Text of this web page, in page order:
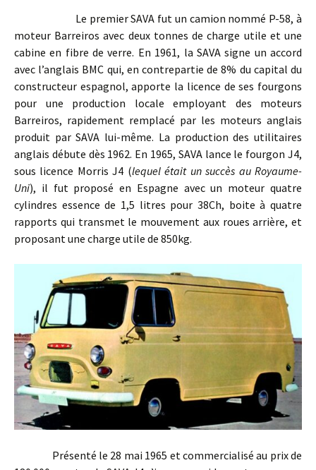
Le premier SAVA fut un camion nommé P-58, à
moteur Barreiros avec deux tonnes de charge utile et une
cabine en fibre de verre. En 1961, la SAVA signe un accord
avec l’anglais BMC qui, en contrepartie de 8% du capital du
constructeur espagnol, apporte la licence de ses fourgons
pour une production locale employant des moteurs
Barreiros, rapidement remplacé par les moteurs anglais
produit par SAVA lui-même. La production des utilitaires
anglais débute dès 1962. En 1965, SAVA lance le fourgon J4,
sous licence Morris J4 (lequel était un succès au Royaume-
Uni), il fut proposé en Espagne avec un moteur quatre
cylindres essence de 1,5 litres pour 38Ch, boite à quatre
rapports qui transmet le mouvement aux roues arrière, et
proposant une charge utile de 850kg.
Présenté le 28 mai 1965 et commercialisé au prix de